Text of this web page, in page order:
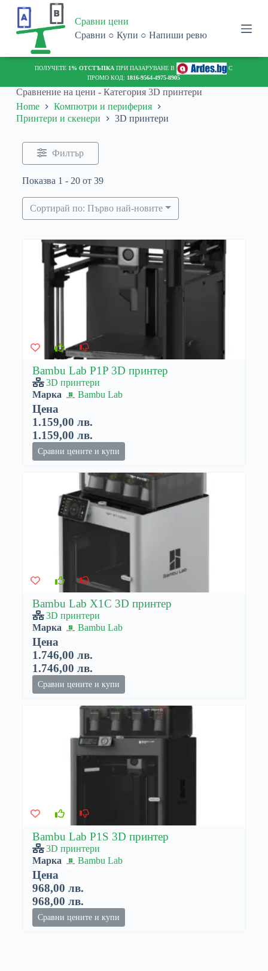
o
Сравни цени
Сравни ○ Купи ○ Напиши ревю
ПОЛУЧЕТЕ1% ОТСТЪПКАПРИ ПАЗАРУВАНЕ В
ПРОМО КОД:1816-9564-4975-8905
Сравнение на цени - Категория3D принтери
Home
Компютри и периферия
Принтери и скенери
3D принтери
Филтър
Показва 1 - 20 от 39
Сортирай по: Първо най-новите
Bambu Lab P1P 3D принтер
3D принтери
Марка
Bambu Lab
Цена
1.159,00 лв.
1.159,00 лв.
Сравни цените и купи
Bambu Lab X1C 3D принтер
3D принтери
Марка
Bambu Lab
Цена
1.746,00 лв.
1.746,00 лв.
Сравни цените и купи
Bambu Lab P1S 3D принтер
3D принтери
Марка
Bambu Lab
Цена
968,00 лв.
968,00 лв.
Сравни цените и купи